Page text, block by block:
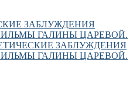
ЗАБЛУЖДЕНИЯ
ГАЛИНЫ ЦАРЕВОЙ.
ЗАБЛУЖДЕНИЯ
ГАЛИНЫ ЦАРЕВОЙ.